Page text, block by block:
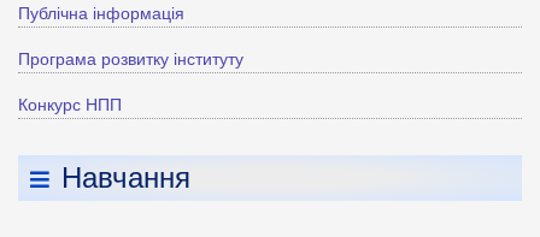
Публічна інформація
Програма розвитку інституту
Конкурс НПП
Навчання